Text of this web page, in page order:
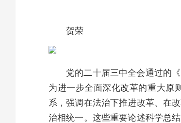
贺荣
党的二十届三中全会通过的
为进一步全面深化改革的重大原
系，强调在法治下推进改革、在
治相统一。这些重要论述科学总